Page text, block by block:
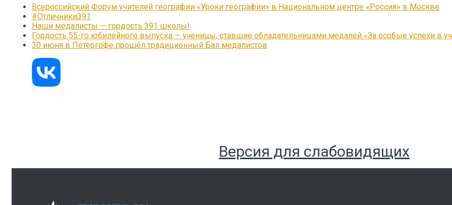
Всероссийский Форум учителей географии «Уроки географии» в Национальном центре «Россия» в Москве
#Отличники391
Наши медалисты — гордость 391 школы!
Гордость 55-го юбилейного выпуска — ученицы, ставшие обладательницами медалей «За особые успехи в
30 июня в Петергофе прошёл традиционный Бал медалистов
Версия для слабовидящих